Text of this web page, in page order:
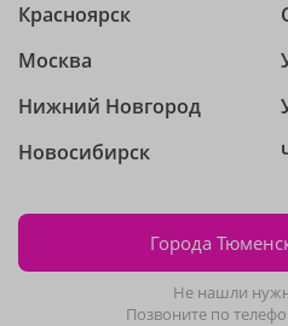
Красноярск
Москва
Нижний Новгород
Новосибирск
Города
Не нашли
Позвоните по